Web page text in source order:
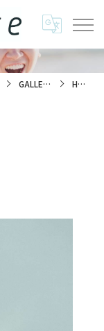
GALLERY HA-4